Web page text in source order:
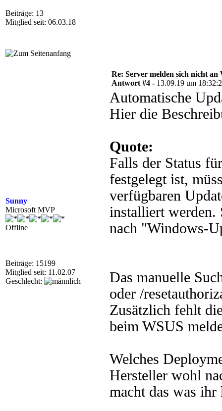
Beiträge: 13
Mitglied seit: 06.03.18
Sunny
Microsoft MVP
Offline
Beiträge: 15199
Mitglied seit: 11.02.07
Geschlecht:
Re: Server melden sich nicht an
Antwort #4 - 13.09.19 um
Automatische
Hier die
Quote:
Falls der Status
festgelegt ist,
verfügbaren
installiert werden.
nach "Windows-
Das manuelle
oder /
Zusätzlich fehlt
beim WSUS
Welches
Hersteller wohl
macht das was